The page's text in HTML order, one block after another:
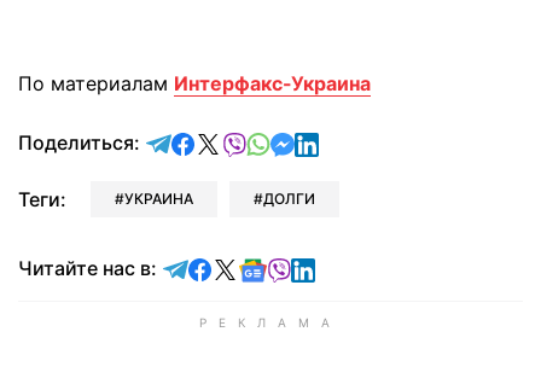
По материалам Интерфакс-Украина
Поделиться: отправить в Telegram
поделиться в Facebook
поделиться в X
отправить в Viber
отправить в Whatsapp
отправить в Messenger
отправить в LinkedIn
Теги: УКРАИНА ДОЛГИ
Читайте нас в: Читайте в Telegram
Читайте в Facebook
Читайте в X
Читайте в Google news
Читайте в Viber
Читайте в LinkedIn